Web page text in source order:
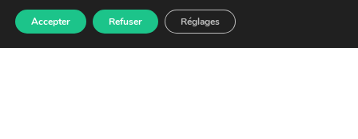
Produits Recherche Commande
NEWSLETTER
Accepter Refuser Réglages